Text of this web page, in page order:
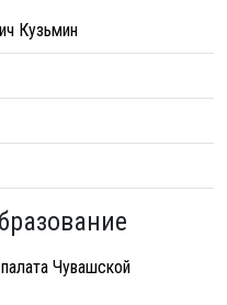
Кузьмин
Чувашской